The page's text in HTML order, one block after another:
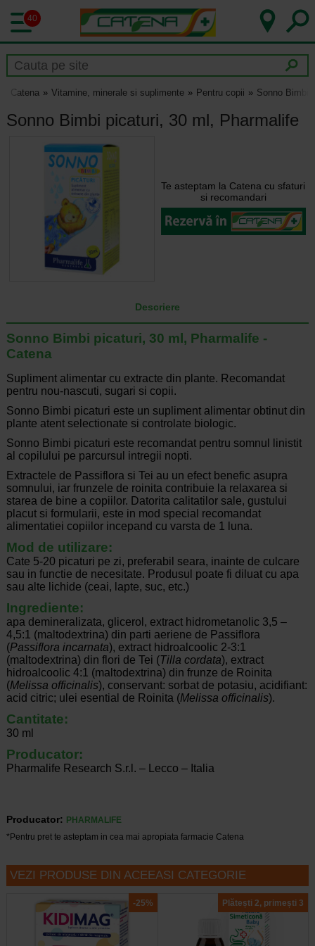
40
Catena Vitamine, minerale si suplimente Pentru copii Sonno Bimbi
Sonno Bimbi picaturi, 30 ml, Pharmalife
Te asteptam la Catena cu sfaturi
si recomandari
Descriere
Sonno Bimbi picaturi, 30 ml, Pharmalife -
Catena
Supliment alimentar cu extracte din plante. Recomandat
pentru nou-nascuti, sugari si copii.
Sonno Bimbi picaturi este un supliment alimentar obtinut din
plante atent selectionate si controlate biologic.
Sonno Bimbi picaturi este recomandat pentru somnul linistit
al copilului pe parcursul intregii nopti.
Extractele de Passiflora si Tei au un efect benefic asupra
somnului, iar frunzele de roinita contribuie la relaxarea si
starea de bine a copiilor. Datorita calitatilor sale, gustului
placut si formularii, este in mod special recomandat
alimentatiei copiilor incepand cu varsta de 1 luna.
Mod de utilizare:
Cate 5-20 picaturi pe zi, preferabil seara, inainte de culcare
sau in functie de necesitate. Produsul poate fi diluat cu apa
sau alte lichide (ceai, lapte, suc, etc.)
Ingrediente:
apa demineralizata, glicerol, extract hidrometanolic 3,5 –
4,5:1 (maltodextrina) din parti aeriene de Passiflora
(Passiflora incarnata), extract hidroalcoolic 2-3:1
(maltodextrina) din flori de Tei (Tilla cordata), extract
hidroalcoolic 4:1 (maltodextrina) din frunze de Roinita
(Melissa officinalis), conservant: sorbat de potasiu, acidifiant:
acid citric; ulei esential de Roinita (Melissa officinalis).
Cantitate:
30 ml
Producator:
Pharmalife Research S.r.l. – Lecco – Italia
Producator:
PHARMALIFE
*Pentru pret te asteptam in cea mai apropiata farmacie Catena
VEZI PRODUSE DIN ACEEASI CATEGORIE
-25% Plătești 2, primești 3